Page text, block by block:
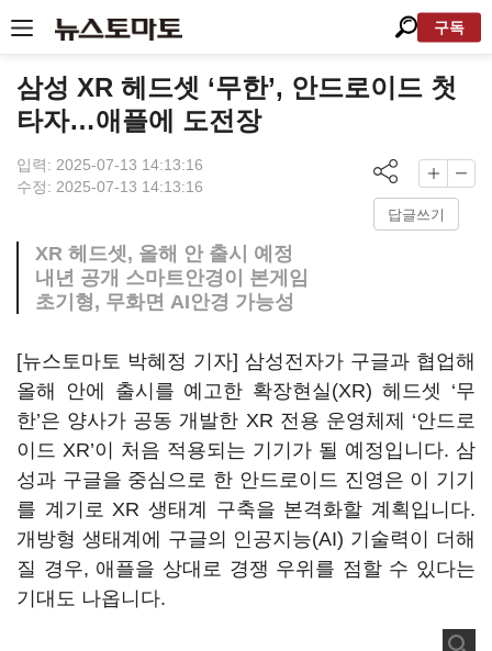
구독
삼성 XR 헤드셋 ‘무한’, 안드로이드 첫
타자…애플에 도전장
입력: 2025-07-13 14:13:16
수정: 2025-07-13 14:13:16
답글쓰기
XR 헤드셋, 올해 안 출시 예정
내년 공개 스마트안경이 본게임
초기형, 무화면 AI안경 가능성
[뉴스토마토 박혜정 기자] 삼성전자가 구글과 협업해
올해 안에 출시를 예고한 확장현실(XR) 헤드셋 ‘무
한’은 양사가 공동 개발한 XR 전용 운영체제 ‘안드로
이드 XR’이 처음 적용되는 기기가 될 예정입니다. 삼
성과 구글을 중심으로 한 안드로이드 진영은 이 기기
를 계기로 XR 생태계 구축을 본격화할 계획입니다.
개방형 생태계에 구글의 인공지능(AI) 기술력이 더해
질 경우, 애플을 상대로 경쟁 우위를 점할 수 있다는
기대도 나옵니다.